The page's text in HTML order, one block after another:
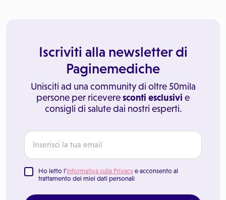
Iscriviti alla newsletter di
Paginemediche
Unisciti ad una community di oltre 50mila
persone per riceveresconti esclusivi e
consigli di salute dai nostri esperti.
Ho letto l'Informativa sulla Privacy e acconsento al
trattamento dei miei dati personali